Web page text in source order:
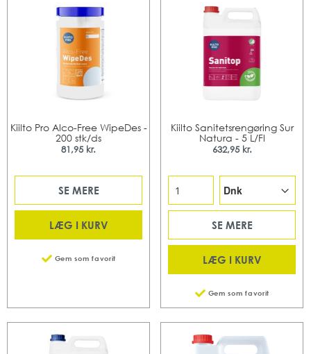
Kiilto Pro Alco-Free WipeDes -
200 stk/ds
81,95 kr.
SE MERE
LÆG I KURV
Gem som favorit
Kiilto Sanitetsrengøring Sur
Natura - 5 L/Fl
632,95 kr.
SE MERE
LÆG I KURV
Gem som favorit